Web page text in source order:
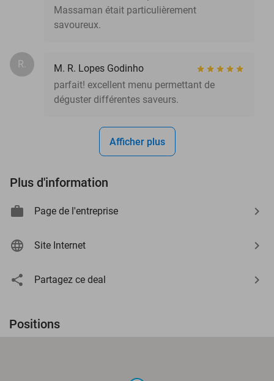
Massaman était particulièrement
savoureux.
R.
M. R. Lopes Godinho
parfait! excellent menu permettant de
déguster différentes saveurs.
Afficher plus
Plus d'information
Page de l'entreprise
Site Internet
Partagez ce deal
Positions